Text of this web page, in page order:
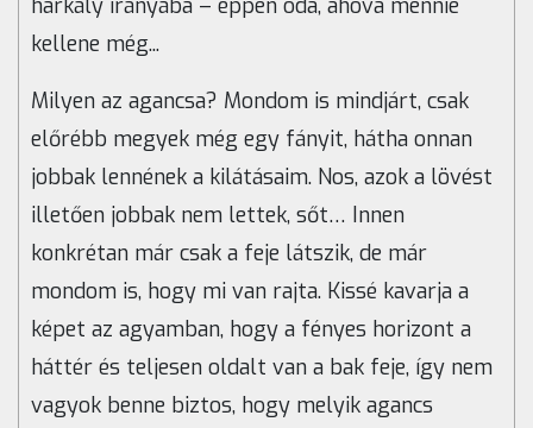
harkály irányába – éppen oda, ahova mennie
kellene még...
Milyen az agancsa? Mondom is mindjárt, csak
előrébb megyek még egy fányit, hátha onnan
jobbak lennének a kilátásaim. Nos, azok a lövést
illetően jobbak nem lettek, sőt… Innen
konkrétan már csak a feje látszik, de már
mondom is, hogy mi van rajta. Kissé kavarja a
képet az agyamban, hogy a fényes horizont a
háttér és teljesen oldalt van a bak feje, így nem
vagyok benne biztos, hogy melyik agancs